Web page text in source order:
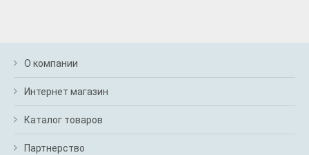
О компании
Интернет магазин
Каталог товаров
Партнерство